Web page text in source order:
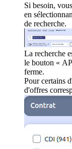
Si besoin,
en
de recherche.
La recherche
le bouton «
ferme.
Pour certains
d'offres